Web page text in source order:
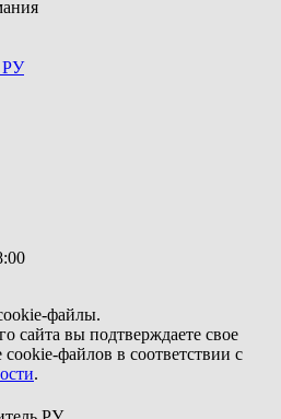
файлы.
сайта вы подтверждаете свое
cookie-файлов в соответствии с
.